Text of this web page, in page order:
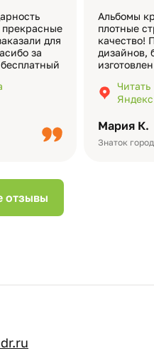
для
за
уровне:
Мария К.
Знаток
Альбомы
плотные
качество!
дизайнов,
добавить
видео с
отзывы